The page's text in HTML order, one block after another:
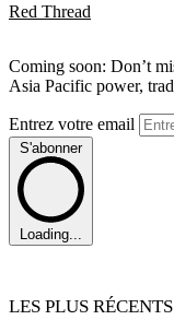
Red Thread
Coming soon: Don’t
Asia Pacific power,
Entrez votre email
S'abonner
Loading...
LES PLUS RÉCENTS